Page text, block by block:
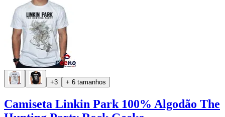
+3 + 6 tamanhos
Camiseta Linkin Park 100% Algodão The